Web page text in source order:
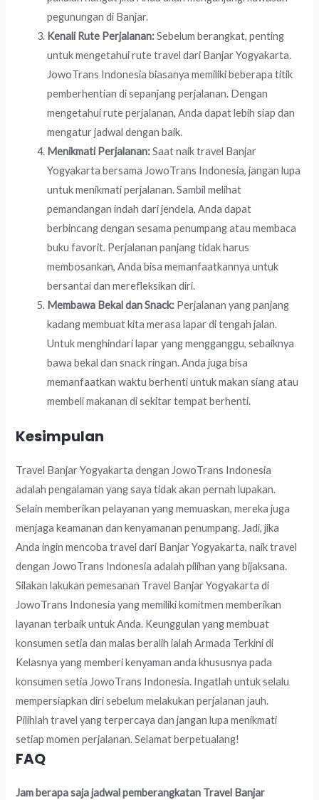
pegunungan di Banjar.
Kenali Rute Perjalanan:Sebelum berangkat, penting
untuk mengetahui rute travel dari Banjar Yogyakarta.
JowoTrans Indonesia biasanya memiliki beberapa titik
pemberhentian di sepanjang perjalanan. Dengan
mengetahui rute perjalanan, Anda dapat lebih siap dan
mengatur jadwal dengan baik.
Menikmati Perjalanan:Saat naik travel Banjar
Yogyakarta bersama JowoTrans Indonesia, jangan lupa
untuk menikmati perjalanan. Sambil melihat
pemandangan indah dari jendela, Anda dapat
berbincang dengan sesama penumpang atau membaca
buku favorit. Perjalanan panjang tidak harus
membosankan, Anda bisa memanfaatkannya untuk
bersantai dan merefleksikan diri.
Membawa Bekal dan Snack: Perjalanan yang panjang
kadang membuat kita merasa lapar di tengah jalan.
Untuk menghindari lapar yang mengganggu, sebaiknya
bawa bekal dan snack ringan. Anda juga bisa
memanfaatkan waktu berhenti untuk makan siang atau
membeli makanan di sekitar tempat berhenti.
Kesimpulan
Travel Banjar Yogyakarta dengan JowoTrans Indonesia
adalah pengalaman yang saya tidak akan pernah lupakan.
Selain memberikan pelayanan yang memuaskan, mereka juga
menjaga keamanan dan kenyamanan penumpang. Jadi, jika
Anda ingin mencoba travel dari Banjar Yogyakarta, naik travel
dengan JowoTrans Indonesia adalah pilihan yang bijaksana.
Silakan lakukan pemesanan Travel Banjar Yogyakarta di
JowoTrans Indonesia yang memiliki komitmen memberikan
layanan terbaik untuk Anda. Keunggulan yang membuat
konsumen setia dan malas beralih ialah Armada Terkini di
Kelasnya yang memberi kenyaman anda khususnya pada
konsumen setia JowoTrans Indonesia. Ingatlah untuk selalu
mempersiapkan diri sebelum melakukan perjalanan jauh.
Pilihlah travel yang terpercaya dan jangan lupa menikmati
setiap momen perjalanan. Selamat berpetualang!
FAQ
Jam berapa saja jadwal pemberangkatan Travel Banjar